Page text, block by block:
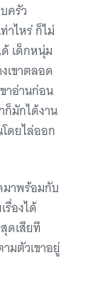
ครัว
าไหร่ ก็ไม่
เด็กหนุ่ม
เขาตลอด
าอ่านก่อน
มักได้งาน
ดยไล่ออก
มาพร้อมกับ
รื่องได้
ดเสียที
มตัวเขาอยู่